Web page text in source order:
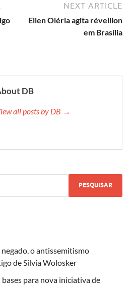
NEXT ARTICLE
Ellen Oléria agita réveillon
em Brasília
DB
all posts by DB →
o antissemitismo
de Silvia Wolosker
para nova iniciativa de